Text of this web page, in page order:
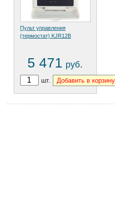
Пульт управления
(термостат) KJR12B
5 471 руб.
шт.